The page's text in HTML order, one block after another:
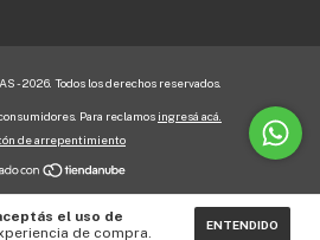
el uso de
de compra. ENTENDIDO
- 2026. Todos los derechos reservados.
Para reclamos ingresá acá.
de arrepentimiento